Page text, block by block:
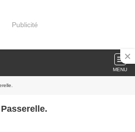
Publicité
MENU